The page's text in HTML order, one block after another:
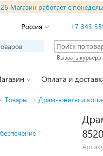
Магазин работает с
Россия +7 343
Вызвать курьера
Оплата и
Товары > Драм-юниты и
11